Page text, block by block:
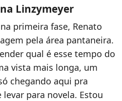
Linzymeyer
primeira fase, Renato
pela área pantaneira.
qual é esse tempo do
vista mais longa, um
chegando aqui pra
para novela. Estou